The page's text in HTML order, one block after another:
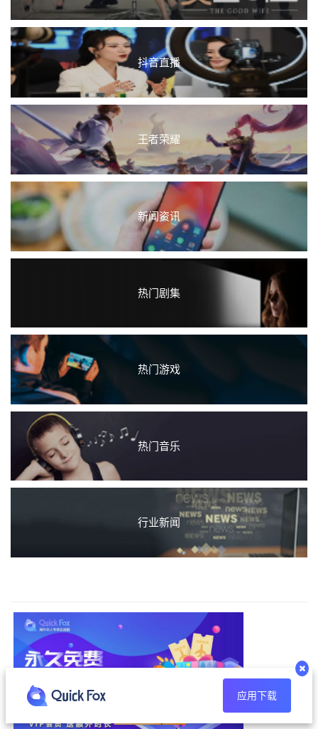
抖音直播
王者荣耀
新闻资讯
热门剧集
热门游戏
热门音乐
行业新闻
应用下载